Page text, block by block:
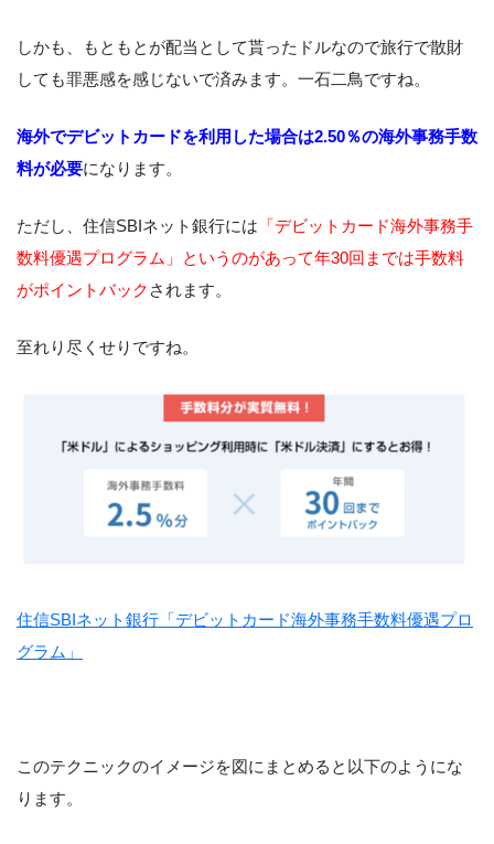
しかも、もともとが配当として貰ったドルなので旅行で散財
しても罪悪感を感じないで済みます。一石二鳥ですね。
海外でデビットカードを利用した場合は2.50％の海外事務手数
料が必要になります。
ただし、住信SBIネット銀行には 「デビットカード海外事務手
数料優遇プログラム」というのがあって年30回までは手数料
がポイントバック されます。
至れり尽くせりですね。
住信SBIネット銀行「デビットカード海外事務手数料優遇プロ
グラム」
このテクニックのイメージを図にまとめると以下のようにな
ります。